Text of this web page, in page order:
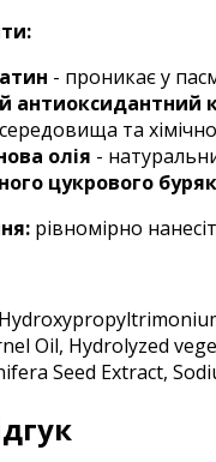
- проникає у
антиоксидантний
та
олія -
цукрового
рівномірно
Oil, Hydrolyzed
Seed Extract,